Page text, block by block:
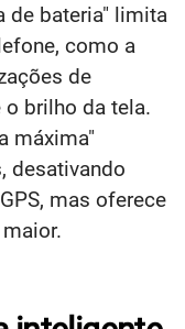
de bateria" limita
como a
de
brilho da tela.
máxima"
desativando
mas oferece